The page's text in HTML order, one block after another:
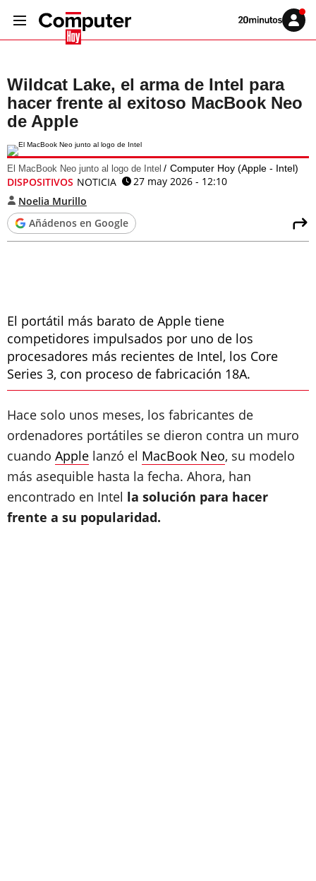
Volver
Iniciar
sesión
Wildcat Lake, el arma de Intel para
hacer frente al exitoso MacBook Neo
de Apple
El MacBook Neo junto al logo de Intel Computer Hoy (Apple - Intel)
DISPOSITIVOS NOTICIA
27 may 2026 - 12:10
Noelia Murillo
Añádenos en Google
El portátil más barato de Apple tiene
competidores impulsados por uno de los
procesadores más recientes de Intel, los Core
Series 3, con proceso de fabricación 18A.
Hace solo unos meses, los fabricantes de
ordenadores portátiles se dieron contra un muro
cuando Apple lanzó el MacBook Neo, su modelo
más asequible hasta la fecha. Ahora, han
encontrado en Intel la solución para hacer
frente a su popularidad.